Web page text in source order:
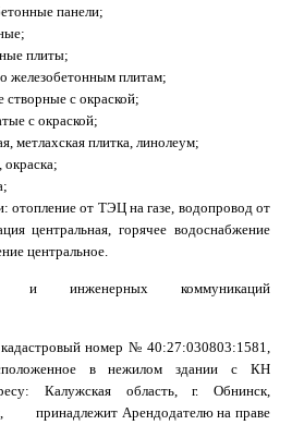
панели;
плиты;
железобетонным плитам;
с окраской;
с окраской;
метлахская плитка, линолеум;
окраска;
отопление от ТЭЦ на газе, водопровод от
центральная, горячее водоснабжение
центральное.
и инженерных коммуникаций
номер № 40:27:030803:1581,
в нежилом здании с КН
Калужская область, г. Обнинск,
принадлежит Арендодателю на праве